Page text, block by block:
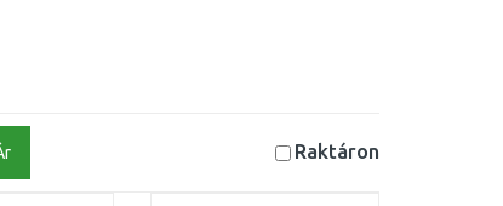
Raktáron